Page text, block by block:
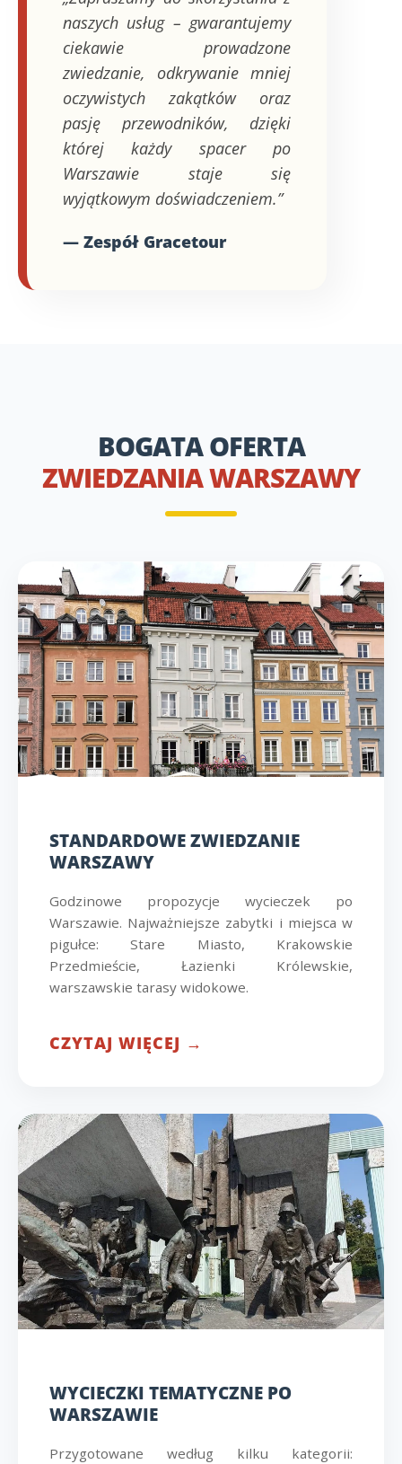
naszych usług – gwarantujemy
ciekawie prowadzone
zwiedzanie, odkrywanie mniej
oczywistych zakątków oraz
pasję przewodników, dzięki
której każdy spacer po
Warszawie staje się
wyjątkowym doświadczeniem.”
— Zespół Gracetour
BOGATA OFERTA
ZWIEDZANIA WARSZAWY
STANDARDOWE ZWIEDZANIE
WARSZAWY
Godzinowe propozycje wycieczek po
Warszawie. Najważniejsze zabytki i miejsca w
pigułce: Stare Miasto, Krakowskie
Przedmieście, Łazienki Królewskie,
warszawskie tarasy widokowe.
CZYTAJ WIĘCEJ →
WYCIECZKI TEMATYCZNE PO
WARSZAWIE
Przygotowane według kilku kategorii: